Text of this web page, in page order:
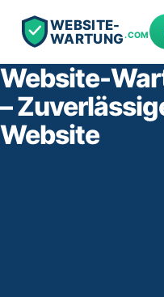
WEBSITE-
WARTUNG.COM
Website-
–
Website